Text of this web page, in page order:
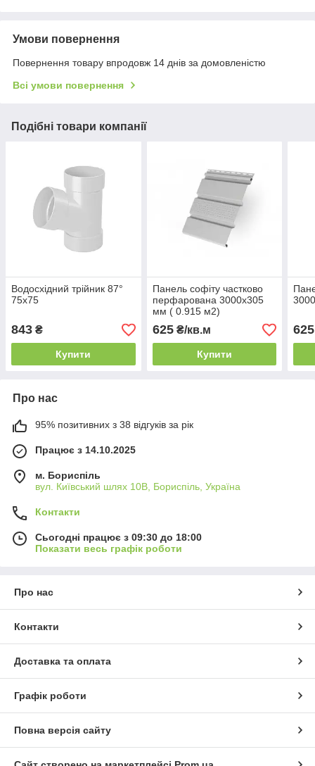
Умови повернення
Повернення товару впродовж 14 днів за домовленістю
Всі умови повернення
Подібні товари компанії
Водосхідний трійник 87°
75х75
843 ₴
Купити
Панель софіту частково
перфарована 3000x305
мм ( 0.915 м2)
625₴/кв.м
Купити
625
Про нас
95% позитивних з 38 відгуків за рік
Працює з 14.10.2025
м. Бориспіль
вул. Київський шлях 10В, Бориспіль, Україна
Контакти
Сьогодні працює з 09:30 до 18:00
Показати весь графік роботи
Про нас
Контакти
Доставка та оплата
Графік роботи
Повна версія сайту